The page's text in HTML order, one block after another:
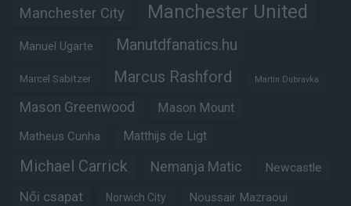
Manchester City Manchester United
Manuel Ugarte Manutdfanatics.hu
Marcel Sabitzer Marcus Rashford Martin Dubravka
Mason Greenwood Mason Mount
Matheus Cunha Matthijs de Ligt
Michael Carrick Nemanja Matic Newcastle
Női csapat Norwich City Noussair Mazraoui